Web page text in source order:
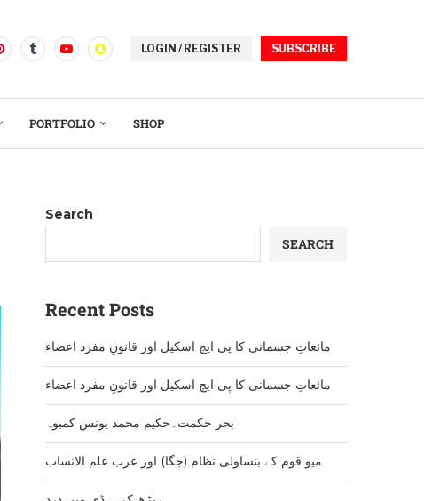
LOGIN / REGISTER SUBSCRIBE
PORTFOLIO SHOP
Search
SEARCH
Recent Posts
مائعاتِ جسمانی کا پی ایچ اسکیل اور قانونِ مفرد اعضاء
مائعاتِ جسمانی کا پی ایچ اسکیل اور قانونِ مفرد اعضاء
بحر حکمت۔حکیم محمد یونس کمبوہ
میو قوم کے بنساولی نظام (جگا) اور عرب علم الانساب